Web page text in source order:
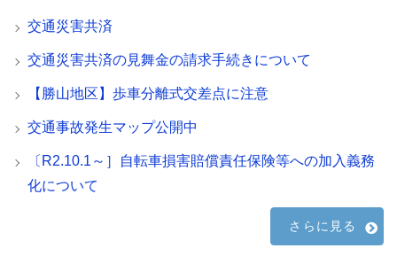
交通災害共済
交通災害共済の見舞金の請求手続きについて
【勝山地区】歩車分離式交差点に注意
交通事故発生マップ公開中
〔R2.10.1～］自転車損害賠償責任保険等への加入義務
化について
さらに見る